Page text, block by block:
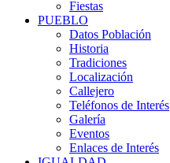
Fiestas
PUEBLO
Datos Población
Historia
Tradiciones
Localización
Callejero
Teléfonos de Interés
Galería
Eventos
Enlaces de Interés